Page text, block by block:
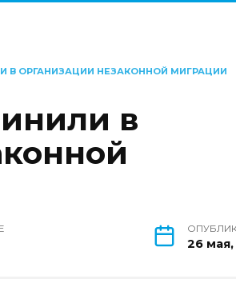
В ОРГАНИЗАЦИИ НЕЗАКОННОЙ МИГРАЦИИ
в
26 мая,